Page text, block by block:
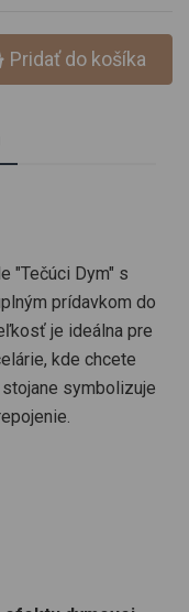
Pridať do košíka
"Tečúci Dym" s
prídavkom do
je ideálna pre
kde chcete
symbolizuje